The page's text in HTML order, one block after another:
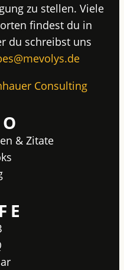
zu stellen. Viele
findest du in
du schreibst uns
Consulting
& Zitate